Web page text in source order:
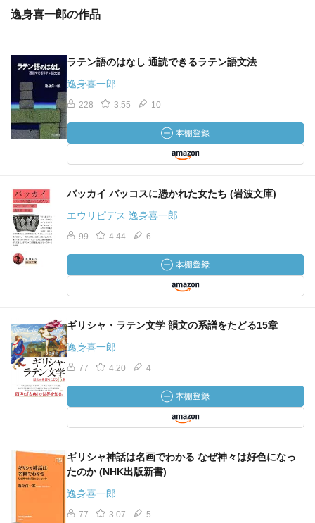
逸身喜一郎の作品
ラテン語のはなし 通読できるラテン語文法
逸身喜一郎
228 3.55 10
バッカイ バッコスに憑かれた女たち (岩波文庫)
エウリピデス 逸身喜一郎
99 4.44 6
ギリシャ・ラテン文学 韻文の系譜をたどる15章
逸身喜一郎
77 4.20 4
ギリシャ神話は名画でわかる なぜ神々は好色になっ
たのか (NHK出版新書)
逸身喜一郎
77 3.07 5